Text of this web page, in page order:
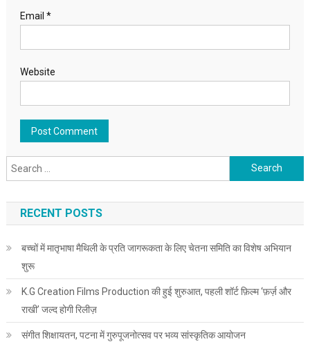
Email *
Website
Search for:
RECENT POSTS
बच्चों में मातृभाषा मैथिली के प्रति जागरूकता के लिए चेतना समिति का विशेष अभियान
शुरू
K.G Creation Films Production की हुई शुरुआत, पहली शॉर्ट फ़िल्म ‘फ़र्ज़ और
राखी’ जल्द होगी रिलीज़
संगीत शिक्षायतन, पटना में गुरुपूजनोत्सव पर भव्य सांस्कृतिक आयोजन